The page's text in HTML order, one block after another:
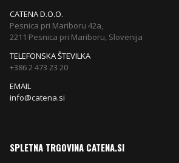
CATENA D.O.O.
Pesnica pri Mariboru 42a,
2211 Pesnica pri Mariboru, Slovenija
TELEFONSKA ŠTEVILKA
+386 2 473 23 20
EMAIL
info@catena.si
SPLETNA TRGOVINA CATENA.SI